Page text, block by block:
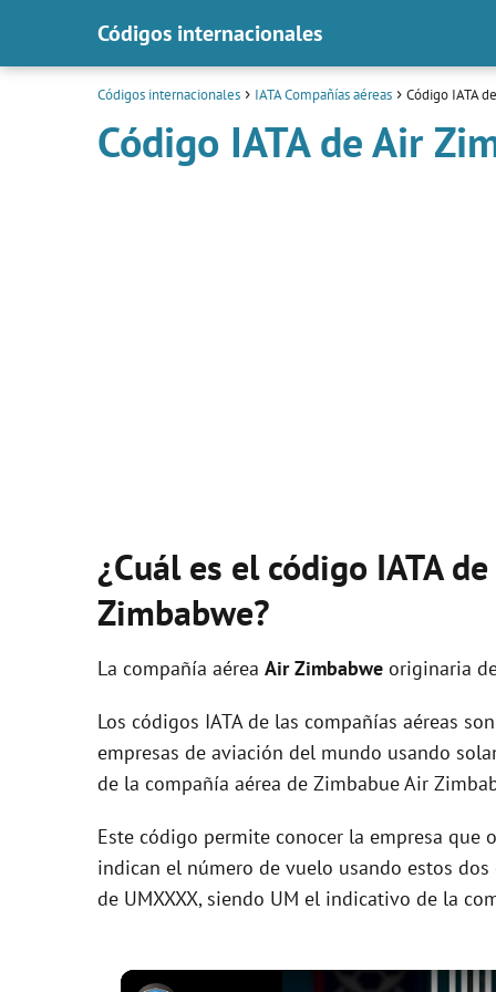
Códigos internacionales
Códigos internacionales IATA Compañías aéreas Código IATA
Código IATA de Air
¿Cuál es el código IATA
Zimbabwe?
La compañía aérea Air Zimbabwe originaria
Los códigos IATA de las compañías aéreas
empresas de aviación del mundo usando
de la compañía aérea de Zimbabue Air
Este código permite conocer la empresa
indican el número de vuelo usando estos
de UMXXXX, siendo UM el indicativo de la